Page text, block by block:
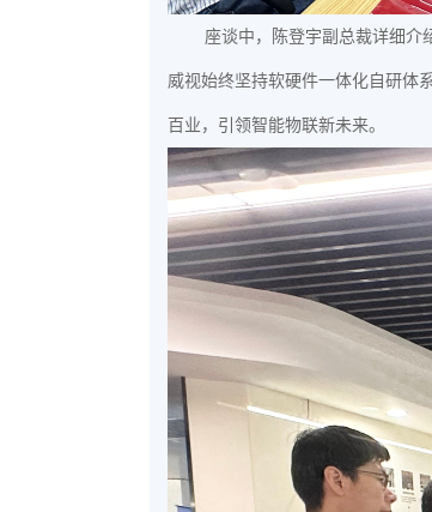
座谈中，陈登宇副总裁详细介
威视始终坚持软硬件一体化自研体
百业，引领智能物联新未来。